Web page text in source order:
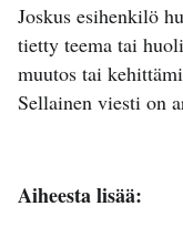
Joskus esihenkilö
tietty teema tai
muutos tai
Sellainen viesti on
Aiheesta lisää: